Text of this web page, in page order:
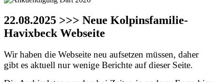
22.08.2025 >>> Neue Kolpinsfamilie-
Havixbeck Webseite
Wir haben die Webseite neu aufsetzen müssen, daher
gibt es aktuell nur wenige Berichte auf dieser Seite.